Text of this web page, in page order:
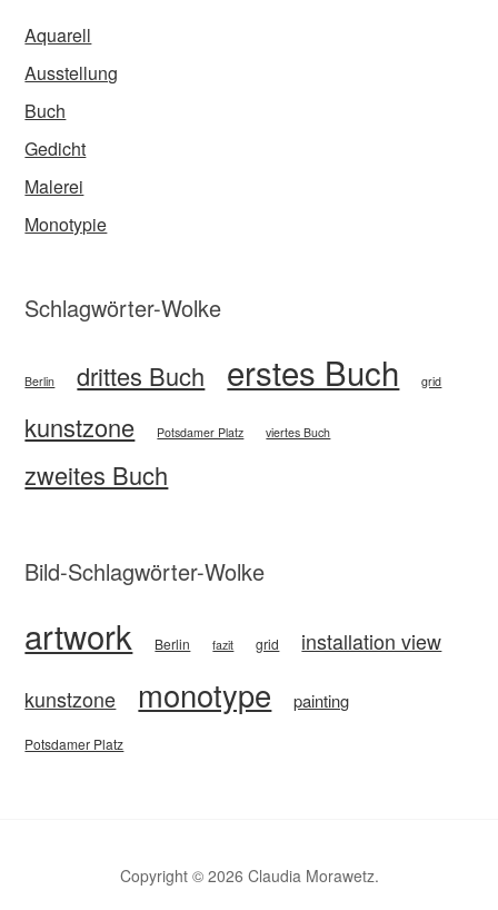
Aquarell
Ausstellung
Buch
Gedicht
Malerei
Monotypie
Schlagwörter-Wolke
Berlin drittes Buch erstes Buch grid
kunstzone Potsdamer Platz viertes Buch
zweites Buch
Bild-Schlagwörter-Wolke
artwork Berlin fazit grid
installation view
kunstzone
monotype painting
Potsdamer Platz
Copyright © 2026 Claudia Morawetz.